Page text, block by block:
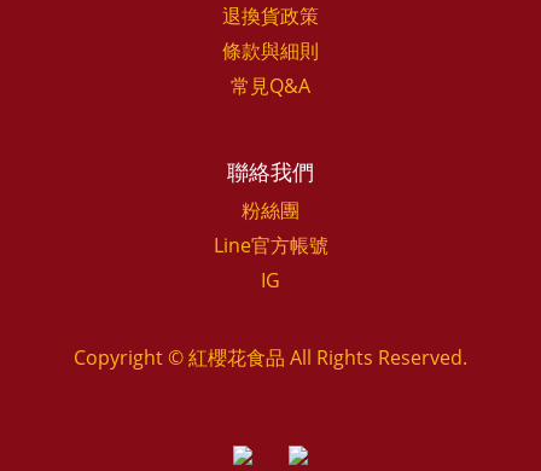
退換貨政策
條款與細則
常見Q&A
聯絡我們
粉絲團
Line官方帳號
IG
Copyright © 紅櫻花食品 All Rights Reserved.